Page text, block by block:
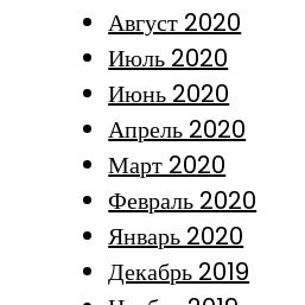
Август 2020
Июль 2020
Июнь 2020
Апрель 2020
Март 2020
Февраль 2020
Январь 2020
Декабрь 2019